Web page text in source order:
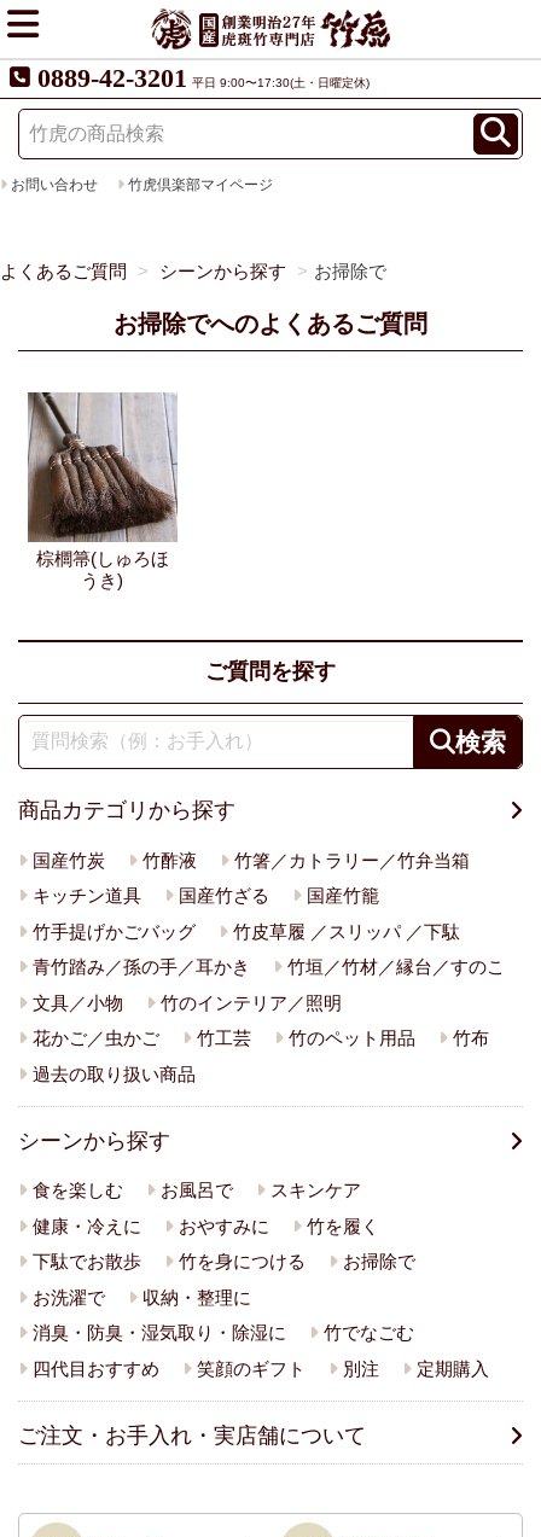
0889-42-3201 平日 9:00〜17:30(土・日曜定休)
お問い合わせ 竹虎倶楽部マイページ
よくあるご質問 シーンから探す お掃除で
お掃除でへのよくあるご質問
棕櫚箒(しゅろほ
うき)
ご質問を探す
商品カテゴリから探す
国産竹炭 竹酢液
竹箸／カトラリー／竹弁当箱
キッチン道具
国産竹ざる
国産竹籠
竹手提げかごバッグ
竹皮草履 ／スリッパ ／下駄
青竹踏み／孫の手／耳かき
竹垣／竹材／縁台／すのこ
文具／小物
竹のインテリア／照明
花かご／虫かご
竹工芸 竹のペット用品
竹布
過去の取り扱い商品
シーンから探す
食を楽しむ お風呂で
スキンケア
健康・冷えに
おやすみに
竹を履く
下駄でお散歩
竹を身につける
お掃除で
お洗濯で
収納・整理に
消臭・防臭・湿気取り・除湿に
竹でなごむ
四代目おすすめ
笑顔のギフト 別注 定期購入
ご注文・お手入れ・実店舗について